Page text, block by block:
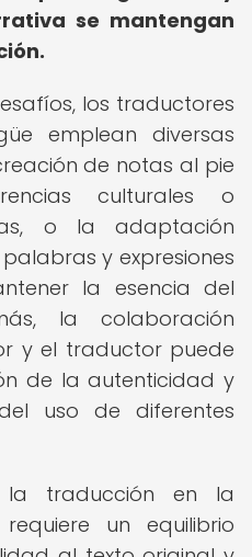
se mantengan
los traductores
emplean diversas
de notas al pie
culturales o
o la adaptación
y expresiones
la esencia del
la colaboración
y el traductor puede
de la autenticidad y
uso de diferentes
la traducción en la
un equilibrio